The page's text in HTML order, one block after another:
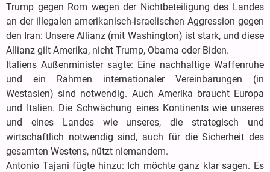
Trump gegen Rom wegen der Nichtbeteiligung des Landes
an der illegalen amerikanisch-israelischen Aggression gegen
den Iran: Unsere Allianz (mit Washington) ist stark, und diese
Allianz gilt Amerika, nicht Trump, Obama oder Biden.
Italiens Außenminister sagte: Eine nachhaltige Waffenruhe
und ein Rahmen internationaler Vereinbarungen (in
Westasien) sind notwendig. Auch Amerika braucht Europa
und Italien. Die Schwächung eines Kontinents wie unseres
und eines Landes wie unseres, die strategisch und
wirtschaftlich notwendig sind, auch für die Sicherheit des
gesamten Westens, nützt niemandem.
Antonio Tajani fügte hinzu: Ich möchte ganz klar sagen. Es